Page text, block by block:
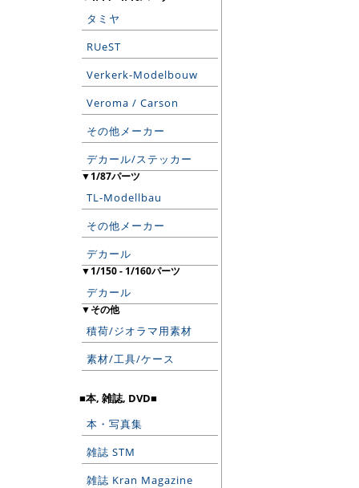
タミヤ
RUeST
Verkerk-Modelbouw
Veroma / Carson
その他メーカー
デカール/ステッカー
▼1/87パーツ
TL-Modellbau
その他メーカー
デカール
▼1/150 - 1/160パーツ
デカール
▼その他
積荷/ジオラマ用素材
素材/工具/ケース
■本, 雑誌, DVD■
本・写真集
雑誌 STM
雑誌 Kran Magazine